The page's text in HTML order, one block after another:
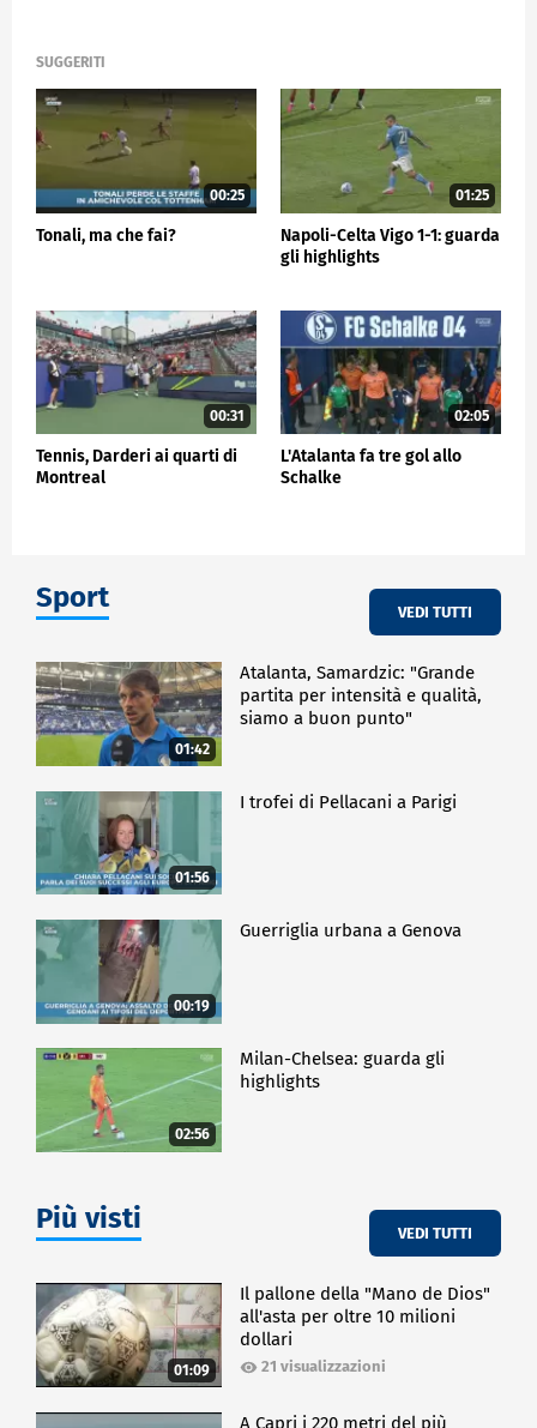
SUGGERITI
00:25
Tonali, ma che fai?
01:25
Napoli-Celta Vigo 1-1: guarda
gli highlights
00:31
Tennis, Darderi ai quarti di
Montreal
02:05
L'Atalanta fa tre gol allo
Schalke
Sport VEDI TUTTI
01:42
Atalanta, Samardzic: "Grande
partita per intensità e qualità,
siamo a buon punto"
01:56
I trofei di Pellacani a Parigi
00:19
Guerriglia urbana a Genova
02:56
Milan-Chelsea: guarda gli
highlights
Più visti VEDI TUTTI
01:09
Il pallone della "Mano de Dios"
all'asta per oltre 10 milioni
dollari
21 visualizzazioni
A Capri i 220 metri del più